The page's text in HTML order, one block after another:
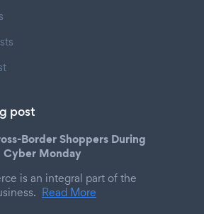
post
Border Shoppers During
Cyber Monday
is an integral part of the
Read More